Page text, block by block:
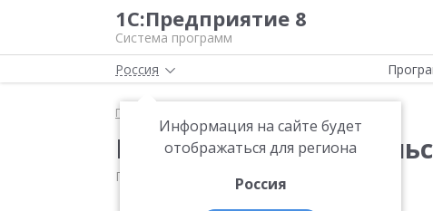
1С:Предприятие 8
Система программ
Россия
Информация на сайте будет
отображаться для региона
Россия
Главная
Новости
Последнее обновление: 6 августа 2026